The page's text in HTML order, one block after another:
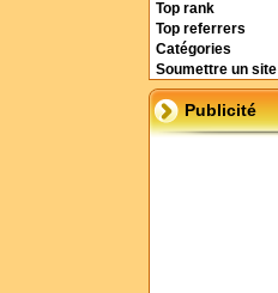
Top rank
Top referrers
Catégories
Soumettre un site
Publicité